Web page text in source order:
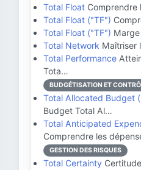
Total Float
Total Float ("TF")
Total Float ("TF")
Total Network Maîtriser
Total Performance
Tota…
BUDGÉTISATION ET
Total Allocated Budget
Budget Total Al…
Total Anticipated
Comprendre les
GESTION DES RISQUES
Total Certainty